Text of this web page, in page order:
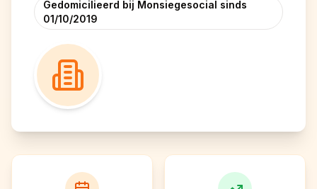
Gedomicilieerd bij Monsiegesocial sinds
01/10/2019